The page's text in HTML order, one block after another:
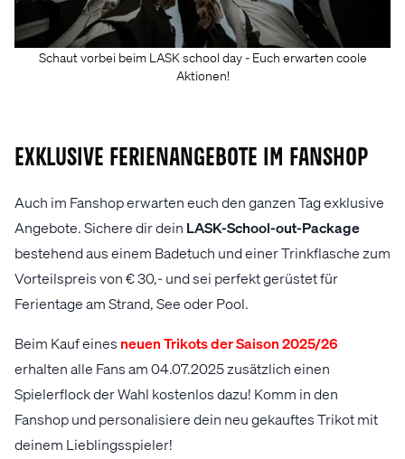
Schaut vorbei beim LASK school day - Euch erwarten coole
Aktionen!
Exklusive Ferienangebote im Fanshop
Auch im Fanshop erwarten euch den ganzen Tag exklusive
Angebote. Sichere dir dein LASK-School-out-Package
bestehend aus einem Badetuch und einer Trinkflasche zum
Vorteilspreis von € 30,- und sei perfekt gerüstet für
Ferientage am Strand, See oder Pool.
Beim Kauf eines neuen Trikots der Saison 2025/26
erhalten alle Fans am 04.07.2025 zusätzlich einen
Spielerflock der Wahl kostenlos dazu! Komm in den
Fanshop und personalisiere dein neu gekauftes Trikot mit
deinem Lieblingsspieler!